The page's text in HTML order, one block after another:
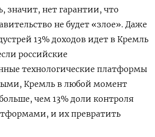
значит, нет гарантии, что
не будет «злое». Даже
13% доходов идет в Кремль
российские
технологические платформы
Кремль в любой момент
чем 13% доли контроля
и их превратить